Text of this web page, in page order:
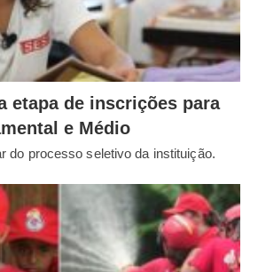
etapa de inscrições para
e Médio
do processo seletivo da instituição.